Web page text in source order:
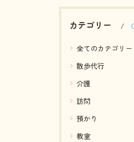
カテゴリー
全てのカテゴリー
散歩代行
介護
訪問
預かり
教室